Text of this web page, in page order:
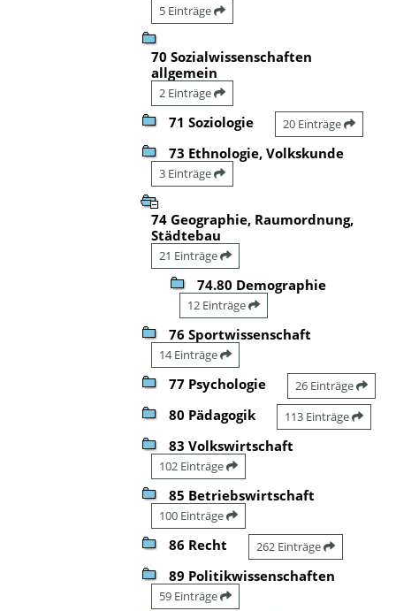
5 Einträge
70 Sozialwissenschaften
allgemein
2 Einträge
71 Soziologie 20 Einträge
73 Ethnologie, Volkskunde
3 Einträge
74 Geographie, Raumordnung,
Städtebau
21 Einträge
74.80 Demographie
12 Einträge
76 Sportwissenschaft
14 Einträge
77 Psychologie 26 Einträge
80 Pädagogik 113 Einträge
83 Volkswirtschaft
102 Einträge
85 Betriebswirtschaft
100 Einträge
86 Recht 262 Einträge
89 Politikwissenschaften
59 Einträge